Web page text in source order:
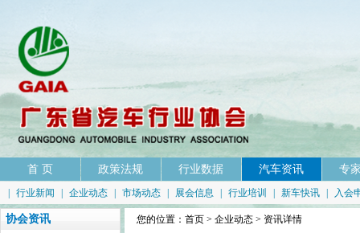
首 页 政策法规 行业数据 汽车资讯 专
行业新闻 企业动态 市场动态 展会信息 行业培训 新车快讯 入会
协会资讯 您的位置： 首页 > 企业动态 > 资讯详情